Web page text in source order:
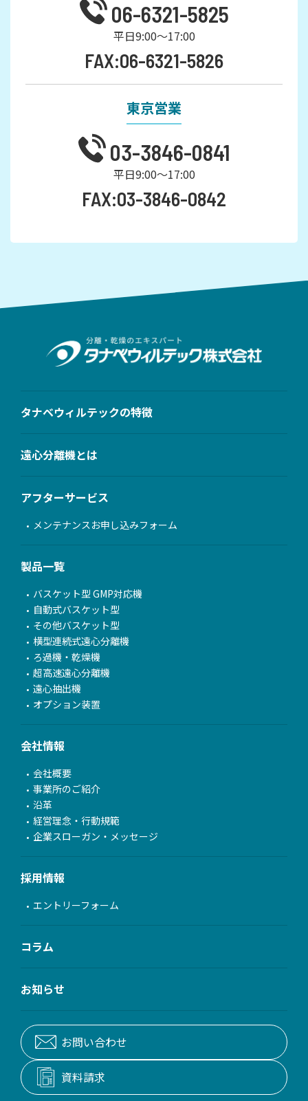
06-6321-5825
平日9:00～17:00
FAX:06-6321-5826
東京営業
03-3846-0841
平日9:00～17:00
FAX:03-3846-0842
タナベウィルテックの特徴
遠心分離機とは
アフターサービス
メンテナンスお申し込みフォーム
製品一覧
バスケット型 GMP対応機
自動式バスケット型
その他バスケット型
横型連続式遠心分離機
ろ過機・乾燥機
超高速遠心分離機
遠心抽出機
オプション装置
会社情報
会社概要
事業所のご紹介
沿革
経営理念・行動規範
企業スローガン・メッセージ
採用情報
エントリーフォーム
コラム
お知らせ
お問い合わせ
資料請求